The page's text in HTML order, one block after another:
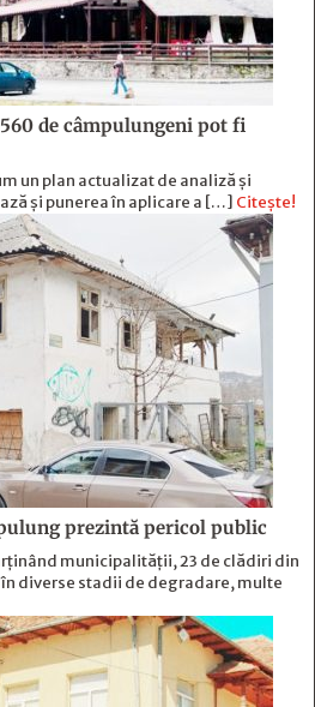
de câmpulungeni pot fi
un plan actualizat de analiză și
și punerea în aplicare a […] Citește!
prezintă pericol public
municipalității, 23 de clădiri din
diverse stadii de degradare, multe